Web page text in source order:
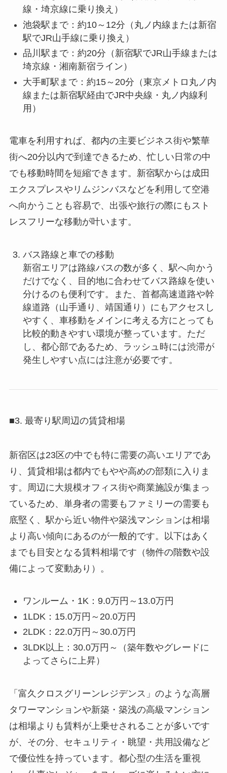
線・埼京線に乗り換え）
池袋駅まで：約10～12分（丸ノ内線または新宿
駅でJR山手線に乗り換え）
品川駅まで：約20分（新宿駅でJR山手線または
埼京線・湘南新宿ライン）
大手町駅まで：約15～20分（東京メトロ丸ノ内
線または新宿駅経由でJR中央線・丸ノ内線利
用）
電車を利用すれば、都内の主要ビジネス街や繁華
街へ20分以内で到達できるため、忙しい日常の中
でも移動時間を短縮できます。新宿駅からは成田
エクスプレスやリムジンバスなどを利用して空港
へ向かうことも容易で、出張や旅行の際にもスト
レスフリーな移動が叶います。
バス路線と車での移動
新宿エリアは路線バスの数が多く、駅へ向かう
だけでなく、目的地に合わせてバス路線を使い
分けるのも便利です。また、首都高速道路や幹
線道路（山手通り、靖国通り）にもアクセスし
やすく、車移動をメインに考える方にとっても
比較的動きやすい環境が整っています。ただ
し、都心部であるため、ラッシュ時には渋滞が
発生しやすい点には注意が必要です。
■3. 最寄り駅周辺の賃貸相場
新宿区は23区の中でも特に需要の高いエリアであ
り、賃貸相場は都内でもやや高めの部類に入りま
す。周辺に大規模オフィス街や商業施設が集まっ
ているため、単身者の需要もファミリーの需要も
底堅く、駅から近い物件や築浅マンションは相場
より高い傾向にあるのが一般的です。以下はあく
までも目安となる賃料相場です（物件の階数や設
備によって変動あり）。
ワンルーム・1K：9.0万円～13.0万円
1LDK：15.0万円～20.0万円
2LDK：22.0万円～30.0万円
3LDK以上：30.0万円～（築年数やグレードに
よってさらに上昇）
「富久クロスグリーンレジデンス」のような高層
タワーマンションや新築・築浅の高級マンション
は相場よりも賃料が上乗せされることが多いです
が、その分、セキュリティ・眺望・共用設備など
で優位性を持っています。都心型の生活を重視